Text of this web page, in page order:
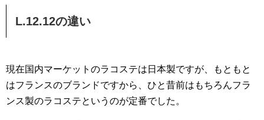
L.12.12の違い
現在国内マーケットのラコステは日本製ですが、もともと
はフランスのブランドですから、ひと昔前はもちろんフラ
ンス製のラコステというのが定番でした。